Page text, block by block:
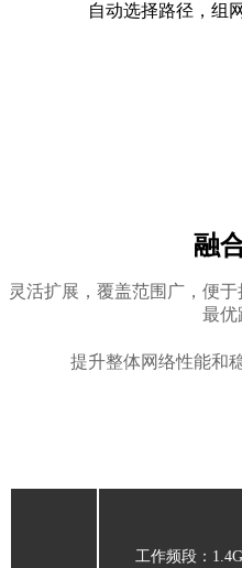
自动选择路径，组
融
灵活扩展，覆盖范围广，便
最优
提升整体网络性能和
工作频段：